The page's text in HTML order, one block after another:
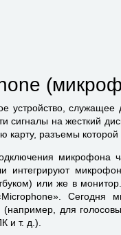
устройство, служащее
сигналы на жесткий
карту, разъемы
микрофона
интегрируют
или же в
Сегодня
(например, для
и т. д.).